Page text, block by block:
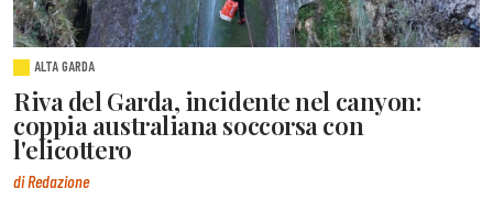
ALTA GARDA
Riva del Garda, incidente nel canyon:
coppia australiana soccorsa con
l'elicottero
di Redazione